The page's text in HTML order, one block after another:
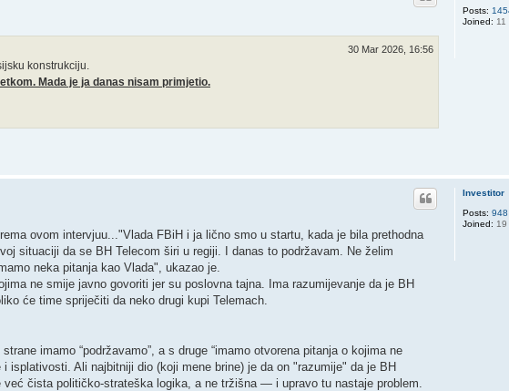
Posts:
Joined: 11
30 Mar 2026, 16:56
konstrukciju.
Mada je ja danas nisam primjetio.
Investitor
Posts: 948
Joined: 19
ovom intervjuu..."Vlada FBiH i ja lično smo u startu, kada je bila prethodna
situaciji da se BH Telecom širi u regiji. I danas to podržavam. Ne želim
neka pitanja kao Vlada", ukazao je.
ne smije javno govoriti jer su poslovna tajna. Ima razumijevanje da je BH
će time spriječiti da neko drugi kupi Telemach.
imamo “podržavamo”, a s druge “imamo otvorena pitanja o kojima ne
Ali najbitniji dio (koji mene brine) je da on "razumije" da je BH
čista političko-strateška logika, a ne tržišna — i upravo tu nastaje problem.